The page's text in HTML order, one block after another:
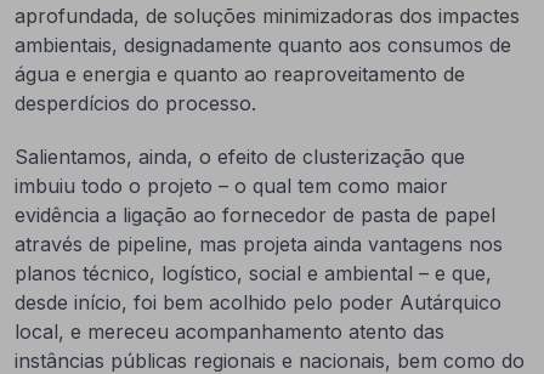
aprofundada, de soluções minimizadoras dos impactes
ambientais, designadamente quanto aos consumos de
água e energia e quanto ao reaproveitamento de
desperdícios do processo.
Salientamos, ainda, o efeito de clusterização que
imbuiu todo o projeto – o qual tem como maior
evidência a ligação ao fornecedor de pasta de papel
através de pipeline, mas projeta ainda vantagens nos
planos técnico, logístico, social e ambiental – e que,
desde início, foi bem acolhido pelo poder Autárquico
local, e mereceu acompanhamento atento das
instâncias públicas regionais e nacionais, bem como do